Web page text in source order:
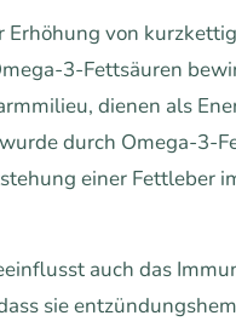
von
3-Fettsäuren
dienen als
durch Omega-3-
einer Fettleber
auch das
sie